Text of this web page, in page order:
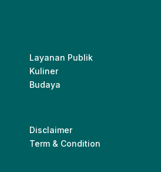
Layanan Publik
Kuliner
Budaya
Disclaimer
Term & Condition